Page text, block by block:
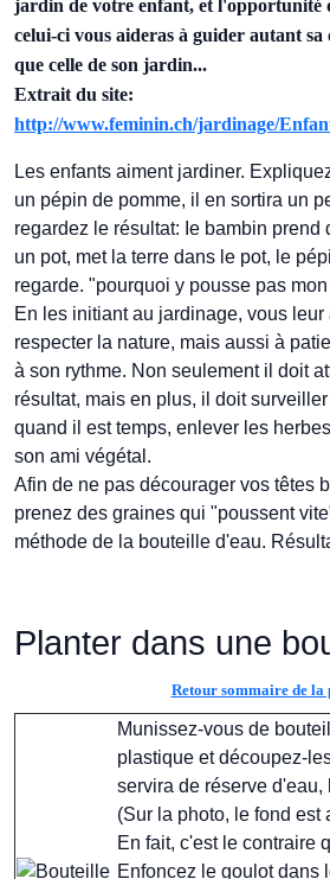
jardin de votre enfant, et l'opportunité
celui-ci vous aideras à guider autant sa
que celle de son jardin...
Extrait du site:
http://www.feminin.ch/jardinage/
Les enfants aiment jardiner.
un pépin de pomme, il en sortira un
regardez le résultat: Ie bambin prend
un pot, met la terre dans le pot, le
regarde. "pourquoi y pousse pas
En les initiant au jardinage, vous leur
respecter la nature, mais aussi à
à son rythme. Non seulement il doit
résultat, mais en plus, il doit
quand il est temps, enlever les
son ami végétal.
Afin de ne pas décourager vos têtes
prenez des graines qui "poussent
méthode de la bouteille d'eau.
Planter dans une
Retour sommaire de la
Munissez-vous de
plastique et découpez-
servira de réserve d'eau,
(Sur la photo, le fond est
En fait, c'est le contraire
Enfoncez le goulot dans